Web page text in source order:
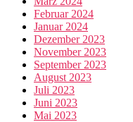
Februar 2024
Januar 2024
Dezember 2023
November 2023
September 2023
August 2023
Juli 2023
Juni 2023
Mai 2023